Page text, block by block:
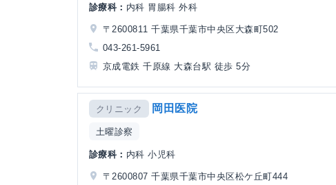
診療科： 内科 胃腸科 外科
〒2600811 千葉県千葉市中央区大森町502
043-261-5961
京成電鉄 千原線 大森台駅 徒歩 5分
クリニック 岡田医院
土曜診察
診療科： 内科 小児科
〒2600807 千葉県千葉市中央区松ケ丘町444